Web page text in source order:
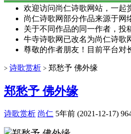
欢迎访问尚仁诗歌网站，一起
尚仁诗歌网部分作品来源于网
关于不同作品的同一作者，投
牛寺诗歌网已改名为尚仁诗歌
尊敬的作者朋友！目前平台对
> 诗歌赏析 > 郑愁予 佛外缘
郑愁予 佛外缘
诗歌赏析 尚仁 5年前 (2021-12-17)